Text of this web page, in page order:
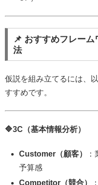
📌 おすすめフレー
法
仮説を組み立てるには、
すすめです。
🔷3C（基本情報分析）
Customer（顧客）
予算感
Competitor（競合）